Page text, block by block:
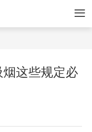

这些规定必